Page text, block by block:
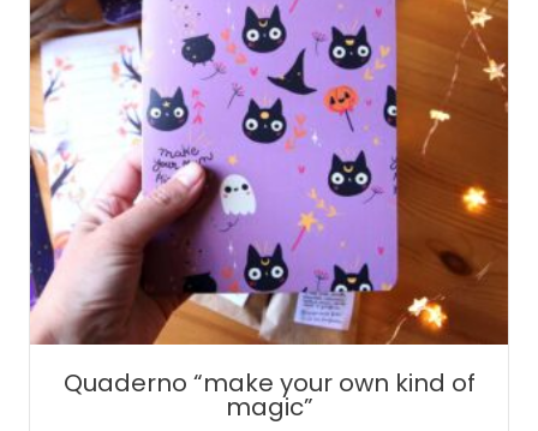
Quaderno “make your own kind of
magic”